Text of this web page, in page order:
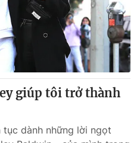
giúp tôi trở thành
tục dành những lời ngọt